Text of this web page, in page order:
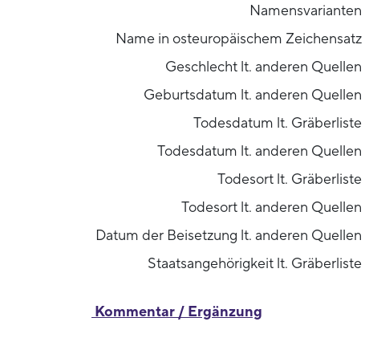
Namensvarianten
Name in osteuropäischem Zeichensatz
Geschlecht lt. anderen Quellen
Geburtsdatum lt. anderen Quellen
Todesdatum lt. Gräberliste
Todesdatum lt. anderen Quellen
Todesort lt. Gräberliste
Todesort lt. anderen Quellen
Datum der Beisetzung lt. anderen Quellen
Staatsangehörigkeit lt. Gräberliste
Kommentar / Ergänzung